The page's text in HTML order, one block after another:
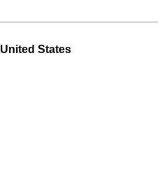
United States